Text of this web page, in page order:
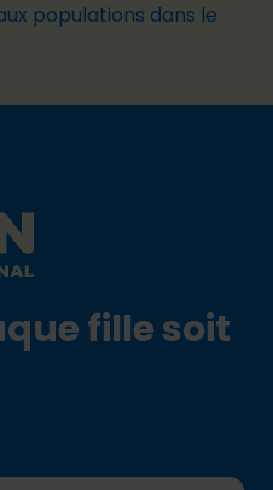
populations dans le
fille soit